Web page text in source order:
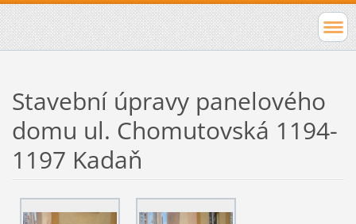
Stavební úpravy panelového
domu ul. Chomutovská 1194-
1197 Kadaň